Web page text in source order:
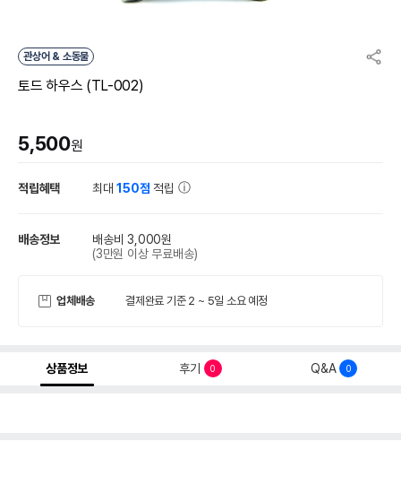
관상어 & 소동물
토드 하우스 (TL-002)
5,500원
적립혜택 최대150점 적립
배송정보
배송비 3,000원
(3만원 이상 무료배송)
업체배송 결제완료 기준 2 ~ 5일 소요 예정
상품정보 후기 0 Q&A 0